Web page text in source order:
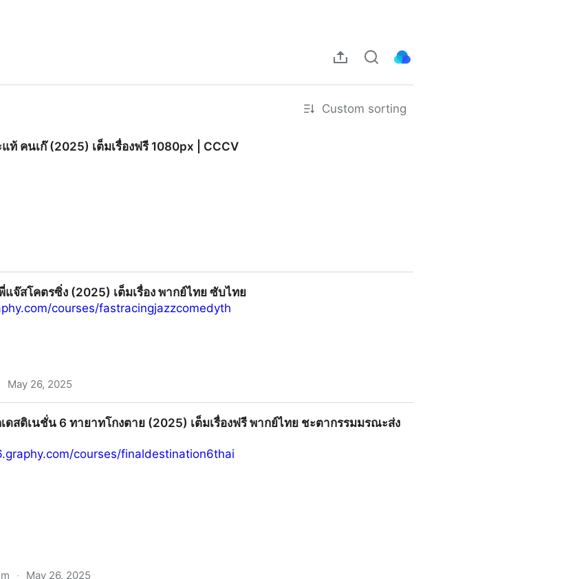
Custom sorting
ท้ คนเก๊ (2025) เต็มเรื่องฟรี 1080px | CCCV
เต็มเรื่องฟรี 1080px | CCCV
จ๊สโคตรซิ่ง (2025) เต็มเรื่อง พากย์ไทย ซับไทย
courses/fastracingjazzcomedyth
May 26, 2025
สติเนชั่น 6 ทายาทโกงตาย (2025) เต็มเรื่องฟรี พากย์ไทย ชะตากรรมมรณะส่ง
courses/finaldestination6thai
· May 26, 2025